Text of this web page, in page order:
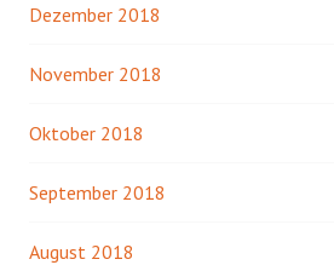
Dezember 2018
November 2018
Oktober 2018
September 2018
August 2018